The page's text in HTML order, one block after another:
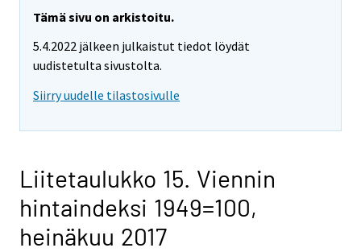
Tämä sivu on arkistoitu.
5.4.2022 jälkeen julkaistut tiedot löydät
uudistetulta sivustolta.
Siirry uudelle tilastosivulle
Liitetaulukko 15. Viennin
hintaindeksi 1949=100,
heinäkuu 2017